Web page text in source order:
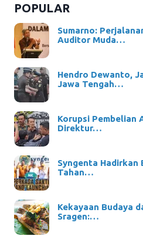
POPULAR
Sumarno:
Auditor Muda…
Hendro Dewanto,
Jawa Tengah…
Korupsi Pembelian
Direktur…
Syngenta Hadirkan
Tahan…
Kekayaan Budaya
Sragen:…